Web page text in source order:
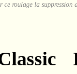
roulage la suppression